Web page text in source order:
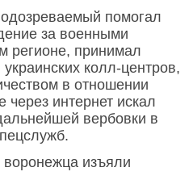
помогал
за военными
регионе, принимал
колл-центров,
в отношении
через интернет искал
вербовки в
изъяли